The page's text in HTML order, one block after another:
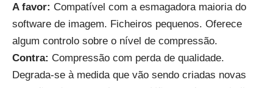
A favor: Compatível com a esmagadora maioria do
software de imagem. Ficheiros pequenos. Oferece
algum controlo sobre o nível de compressão.
Contra: Compressão com perda de qualidade.
Degrada-se à medida que vão sendo criadas novas